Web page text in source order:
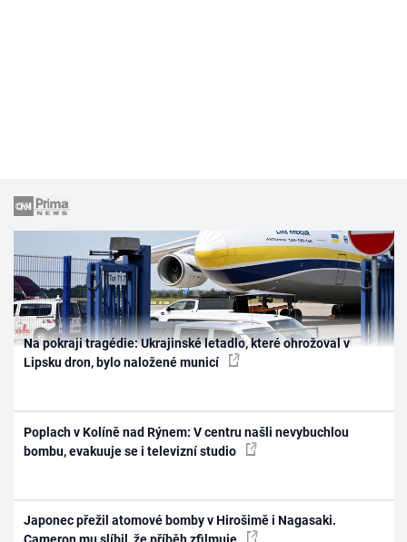
Na pokraji tragédie: Ukrajinské letadlo, které ohrožoval v
Lipsku dron, bylo naložené municí
Poplach v Kolíně nad Rýnem: V centru našli nevybuchlou
bombu, evakuuje se i televizní studio
Japonec přežil atomové bomby v Hirošimě i Nagasaki.